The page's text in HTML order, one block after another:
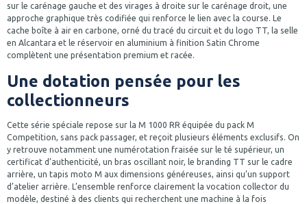
sur le carénage gauche et des virages à droite sur le carénage droit, une
approche graphique très codifiée qui renforce le lien avec la course. Le
cache boîte à air en carbone, orné du tracé du circuit et du logo TT, la selle
en Alcantara et le réservoir en aluminium à finition Satin Chrome
complètent une présentation premium et racée.
Une dotation pensée pour les
collectionneurs
Cette série spéciale repose sur la M 1000 RR équipée du pack M
Competition, sans pack passager, et reçoit plusieurs éléments exclusifs. On
y retrouve notamment une numérotation fraisée sur le té supérieur, un
certificat d’authenticité, un bras oscillant noir, le branding TT sur le cadre
arrière, un tapis moto M aux dimensions généreuses, ainsi qu’un support
d’atelier arrière. L’ensemble renforce clairement la vocation collector du
modèle, destiné à des clients qui recherchent une machine à la fois